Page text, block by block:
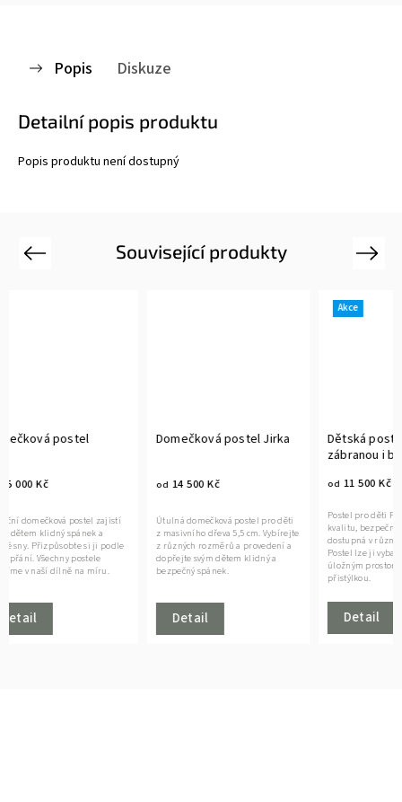
Popis Diskuze
Detailní popis produktu
Popis produktu není dostupný
Související produkty
Previous
Domečková postel Jirka
od14 500 Kč
Útulná domečková postel pro děti
z masivního dřeva 5,5 cm. Vybírejte
z různých rozměrů a provedení a
dopřejte svým dětem klidný a
bezpečný spánek.
Dětská postel Patrik se
od11 500 Kč
Postel pro děti Patrik spojuje
kvalitu, bezpečnost a pohodlí. Je
dostupná v různých rozměrech.
Postel lze ji vybavit zábranou,
úložným prostorem nebo
přistýlkou.
od11
Next